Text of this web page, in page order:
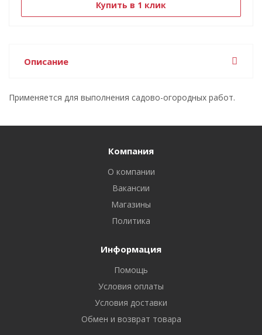
Купить в 1 клик
Описание
Применяется для выполнения садово-огородных работ.
Компания
О компании
Вакансии
Магазины
Политика
Информация
Помощь
Условия оплаты
Условия доставки
Обмен и возврат товара